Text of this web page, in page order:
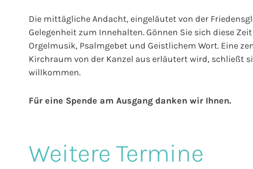
Die mittägliche Andacht, eingeläutet von der
Gelegenheit zum Innehalten. Gönnen Sie sich diese
Orgelmusik, Psalmgebet und Geistlichem Wort. Eine
Kirchraum von der Kanzel aus erläutert wird, schließt
willkommen.
Für eine Spende am Ausgang danken wir Ihnen.
Weitere Termine